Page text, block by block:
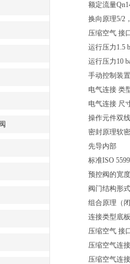
额定流量
换向原理5/2
压缩空气 接
运行压力1.5
运行压力10
手动控制装
电气连接 类
电气连接 尺
操作元件双
密封原理软
先导内部
标准ISO
预控阀的宽
阀门结构形
组合原理（
连接类型底
压缩空气 接
压缩空气连
压缩空气连